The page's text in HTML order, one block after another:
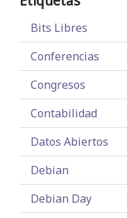
Bits Libres
Conferencias
Congresos
Contabilidad
Datos Abiertos
Debian
Debian Day